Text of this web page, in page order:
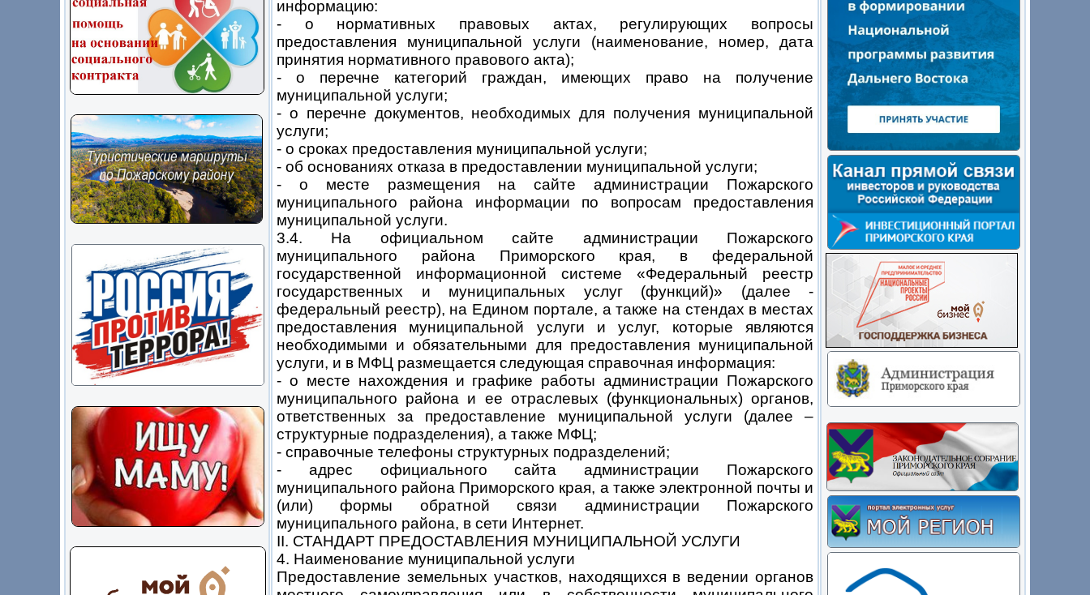
информацию:
- о нормативных правовых актах, регулирующих вопросы
предоставления муниципальной услуги (наименование, номер, дата
принятия нормативного правового акта);
- о перечне категорий граждан, имеющих право на получение
муниципальной услуги;
- о перечне документов, необходимых для получения муниципальной
услуги;
- о сроках предоставления муниципальной услуги;
- об основаниях отказа в предоставлении муниципальной услуги;
- о месте размещения на сайте администрации Пожарского
муниципального района информации по вопросам предоставления
муниципальной услуги.
3.4. На официальном сайте администрации Пожарского
муниципального района Приморского края, в федеральной
государственной информационной системе «Федеральный реестр
государственных и муниципальных услуг (функций)» (далее -
федеральный реестр), на Едином портале, а также на стендах в местах
предоставления муниципальной услуги и услуг, которые являются
необходимыми и обязательными для предоставления муниципальной
услуги, и в МФЦ размещается следующая справочная информация:
- о месте нахождения и графике работы администрации Пожарского
муниципального района и ее отраслевых (функциональных) органов,
ответственных за предоставление муниципальной услуги (далее –
структурные подразделения), а также МФЦ;
- справочные телефоны структурных подразделений;
- адрес официального сайта администрации Пожарского
муниципального района Приморского края, а также электронной почты и
(или) формы обратной связи администрации Пожарского
муниципального района, в сети Интернет.
II. СТАНДАРТ ПРЕДОСТАВЛЕНИЯ МУНИЦИПАЛЬНОЙ УСЛУГИ
4. Наименование муниципальной услуги
Предоставление земельных участков, находящихся в ведении органов